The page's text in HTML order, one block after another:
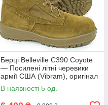
Берці Belleville C390 Coyote
— Посилені літні черевики
армії США (Vibram), оригінал
В наявності 5 од.